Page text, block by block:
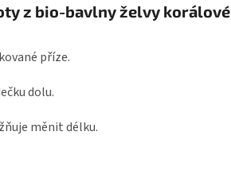
z bio-bavlny želvy korálové
příze.
dolu.
měnit délku.